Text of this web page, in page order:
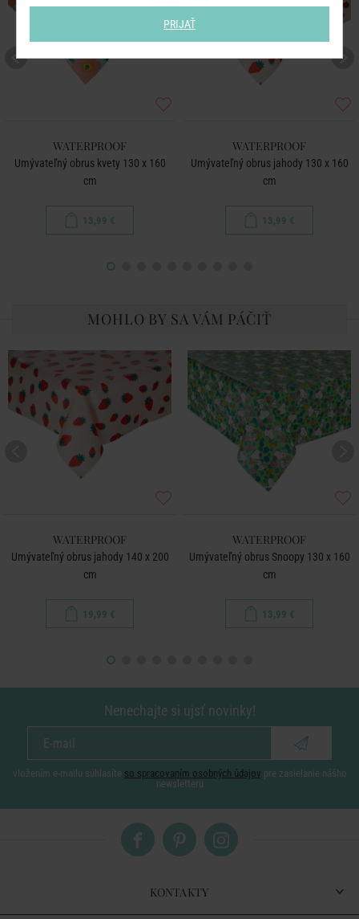
WATERPROOF
Umývateľný obrus kvety 130 x 160
cm
13,99 €
WATERPROOF
Umývateľný obrus jahody 130 x 160
cm
13,99 €
MOHLO BY SA VÁM PÁČIŤ
WATERPROOF
Umývateľný obrus jahody 140 x 200
cm
19,99 €
WATERPROOF
Umývateľný obrus Snoopy 130 x 160
cm
13,99 €
Nenechajte si ujsť novinky!
vložením e-mailu súhlasíte so spracovaním osobných údajov pre zasielanie nášho
newsletteru
KONTAKTY
PRIJAŤ